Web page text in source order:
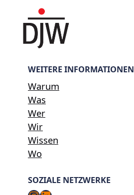
WEITERE INFORMATIONEN
Warum
Was
Wer
Wir
Wissen
Wo
SOZIALE NETZWERKE